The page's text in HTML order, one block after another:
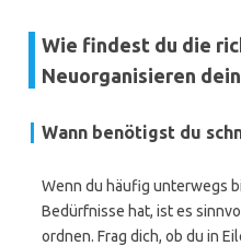
Wie findest du die
Neuorganisieren
Wann benötigst du
Wenn du häufig unterwegs
Bedürfnisse hat, ist es
ordnen. Frag dich, ob du in